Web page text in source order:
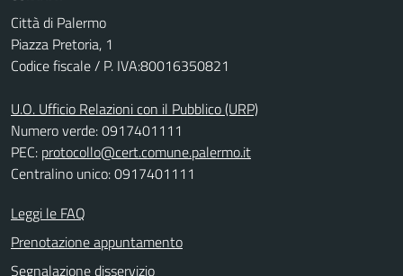
Città di Palermo
Piazza Pretoria, 1
Codice fiscale / P. IVA:80016350821
U.O. Ufficio Relazioni con il Pubblico (URP)
Numero verde: 0917401111
PEC: protocollo@cert.comune.palermo.it
Centralino unico: 0917401111
Leggi le FAQ
Prenotazione appuntamento
Segnalazione disservizio